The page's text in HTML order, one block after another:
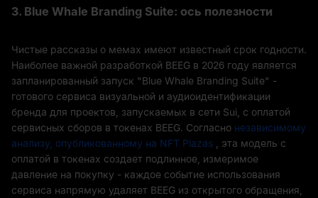
3. Blue Whale Branding Suite: ось полезности
Чистые рассказы о мемах имеют известный срок годности.
Наиболее важной разработкой BEEG в 2026 году является
запланированный запуск "Blue Whale Branding Suite" -
готового сервиса визуальной и аудиоидентификации
бренда для проектов, запускаемых в сети Sui, с оплатой
сервисных сборов в токенах BEEG. Согласно независимому
анализу, опубликованному на NFT Plazas
, эта модель с
оплатой в токенах создает подлинное, измеримое
давление на покупку - каждое событие использования
сервиса напрямую удаляет BEEG из открытого обращения,